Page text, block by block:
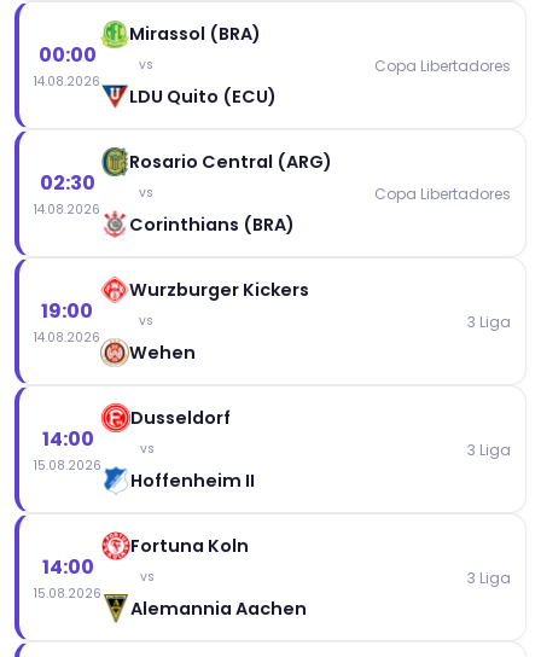
00:00
14.08.2026
Mirassol (BRA)
vs
LDU Quito (ECU)
Copa Libertadores
02:30
14.08.2026
Rosario Central (ARG)
vs
Corinthians (BRA)
Copa Libertadores
19:00
14.08.2026
Wurzburger Kickers
vs
Wehen
3 Liga
14:00
15.08.2026
Dusseldorf
vs
Hoffenheim II
3 Liga
14:00
15.08.2026
Fortuna Koln
vs
Alemannia Aachen
3 Liga